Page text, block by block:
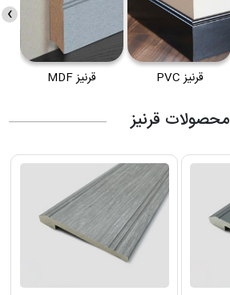
قرنیز PVC قرنیز MDF
›
محصولات قرنیز